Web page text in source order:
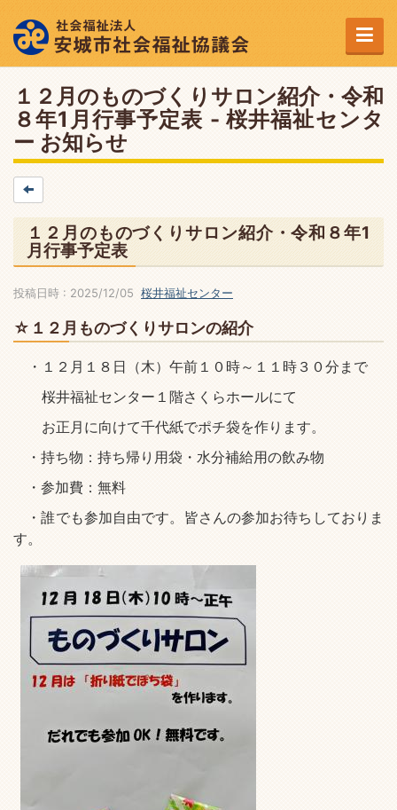
１２月のものづくりサロン紹介・令和
８年1月行事予定表 - 桜井福祉センタ
ー お知らせ
１２月のものづくりサロン紹介・令和８年1
月行事予定表
投稿日時 : 2025/12/05 桜井福祉センター
☆１２月ものづくりサロンの紹介
・１２月１８日（木）午前１０時～１１時３０分まで
桜井福祉センター１階さくらホールにて
お正月に向けて千代紙でポチ袋を作ります。
・持ち物：持ち帰り用袋・水分補給用の飲み物
・参加費：無料
・誰でも参加自由です。皆さんの参加お待ちしておりま
す。